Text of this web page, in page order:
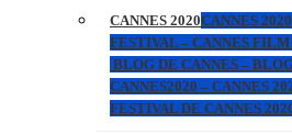
CANNES 2020CANNES
FESTIVAL – CANNES
BLOG DE CANNES –
CANNES2020 – CANNES
FESTIVAL DE CANNES